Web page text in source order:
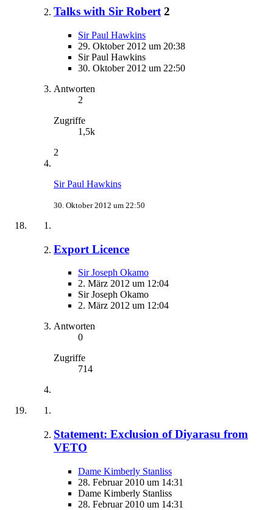
Talks with Sir Robert 2
Sir Paul Hawkins
29. Oktober 2012 um 20:38
Sir Paul Hawkins
30. Oktober 2012 um 22:50
Antworten
2
Zugriffe
1,5k
2
Sir Paul Hawkins
30. Oktober 2012 um 22:50
Export Licence
Sir Joseph Okamo
2. März 2012 um 12:04
Sir Joseph Okamo
2. März 2012 um 12:04
Antworten
0
Zugriffe
714
Statement: Exclusion of Diyarasu from
VETO
Dame Kimberly Stanliss
28. Februar 2010 um 14:31
Dame Kimberly Stanliss
28. Februar 2010 um 14:31